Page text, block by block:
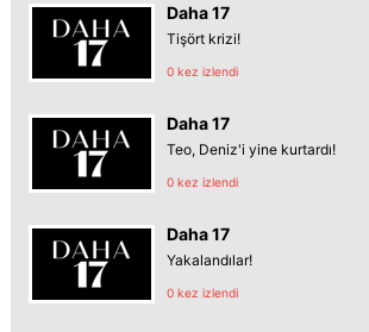
Daha 17
Tişört krizi!
0 kez izlendi
Daha 17
Teo, Deniz'i yine kurtardı!
0 kez izlendi
Daha 17
Yakalandılar!
0 kez izlendi